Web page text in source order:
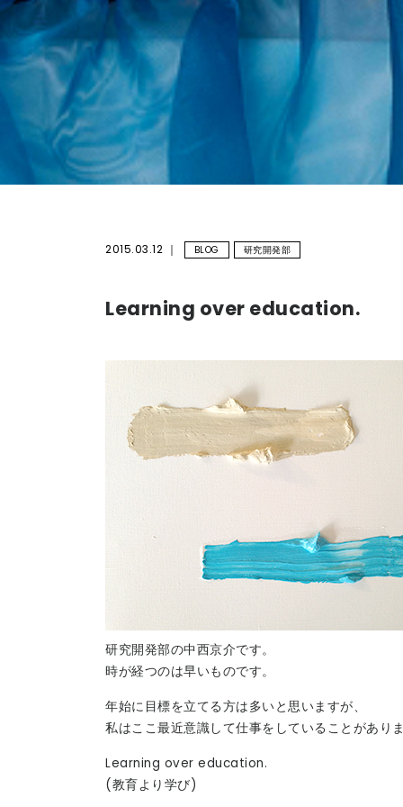
2015.03.12 BLOG 研究開発部
Learning over education.
研究開発部の中西京介です。
時が経つのは早いものです。
年始に目標を立てる方は多いと思いますが、
私はここ最近意識して仕事をしていることがあり
Learning over education.
(教育より学び)